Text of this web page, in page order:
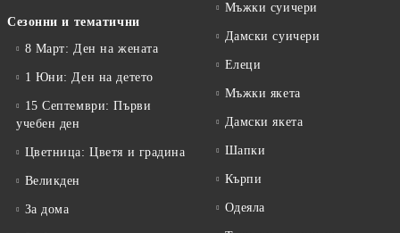
Сезонни и тематични
8 Март: Ден на жената
1 Юни: Ден на детето
15 Септември: Първи
учебен ден
Цветница: Цветя и градина
Великден
За дома
Мъжки суичери
Дамски суичери
Елеци
Мъжки якета
Дамски якета
Шапки
Кърпи
Одеяла